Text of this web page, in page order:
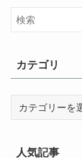
カテゴリ
人気記事